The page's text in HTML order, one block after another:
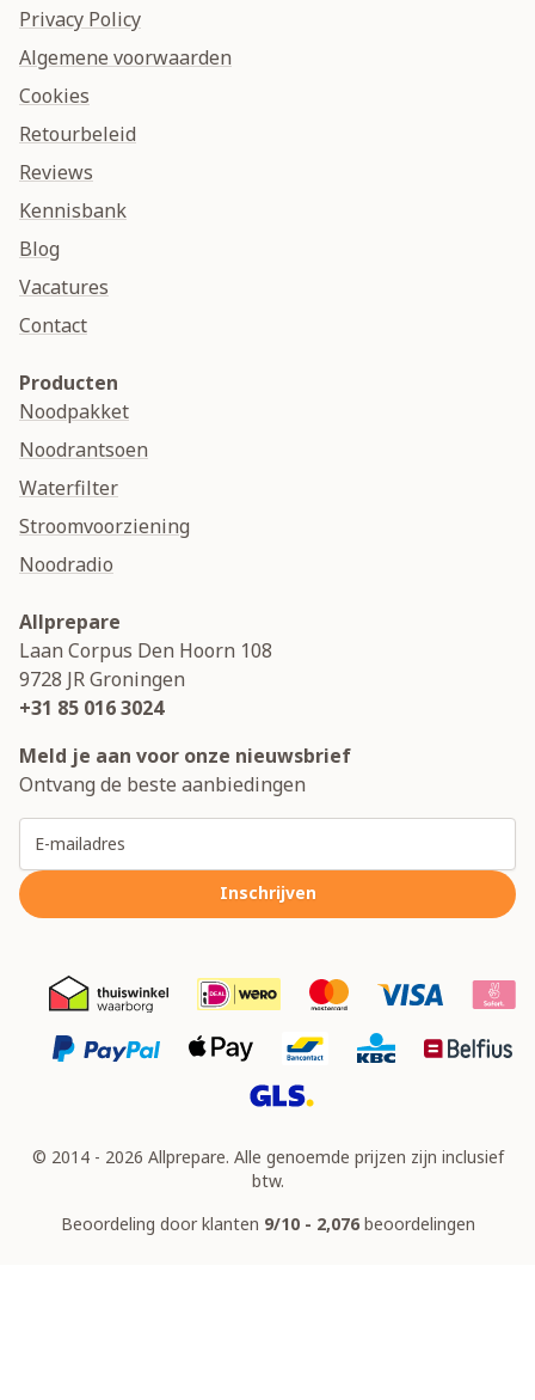
Privacy Policy
Algemene voorwaarden
Cookies
Retourbeleid
Reviews
Kennisbank
Blog
Vacatures
Contact
Producten
Noodpakket
Noodrantsoen
Waterfilter
Stroomvoorziening
Noodradio
Allprepare
Laan Corpus Den Hoorn 108
9728 JRGroningen
+31 85 016 3024
Meld je aan voor onze nieuwsbrief
Ontvang de beste aanbiedingen
Inschrijven
© 2014 - 2026 Allprepare. Alle genoemde prijzen zijn inclusief
btw.
Beoordeling door klanten 9/10 - 2,076beoordelingen